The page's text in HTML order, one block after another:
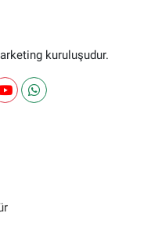
kuruluşudur.